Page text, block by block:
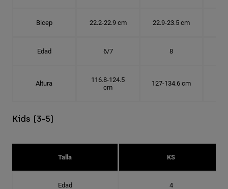
Bicep 22.2-22.9 cm 22.9-23.5 cm
Edad 6/7 8
Altura
116.8-124.5
cm
127-134.6 cm
Kids (3-5)
Talla KS
Edad 4